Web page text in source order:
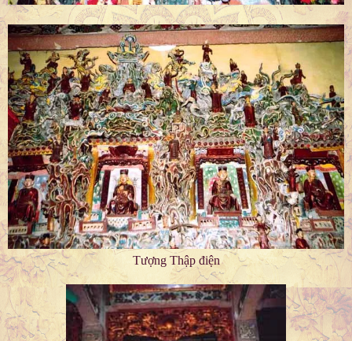
Tượng Thập điện